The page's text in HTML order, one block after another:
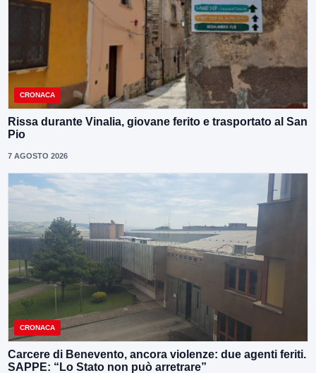
CRONACA
Rissa durante Vinalia, giovane ferito e trasportato al San
Pio
7 AGOSTO 2026
CRONACA
Carcere di Benevento, ancora violenze: due agenti feriti.
SAPPE: “Lo Stato non può arretrare”